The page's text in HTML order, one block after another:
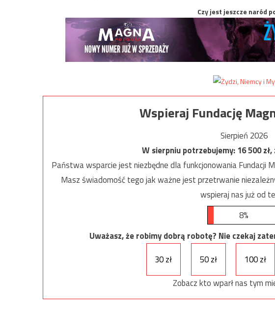
Czy jest jeszcze naród
Wspieraj Fundację
Sierpień 2026
W sierpniu potrzebujemy:16 500
Państwa wsparcie jest niezbędne dla funkcjonowania Fundacji
Masz świadomość tego jak ważne jest przetrwanie
wspieraj nas już od
8%
Uważasz, że robimy dobrą robotę? Nie czekaj
30 zł
50 zł 100 zł
Zobacz kto wparł nas tym